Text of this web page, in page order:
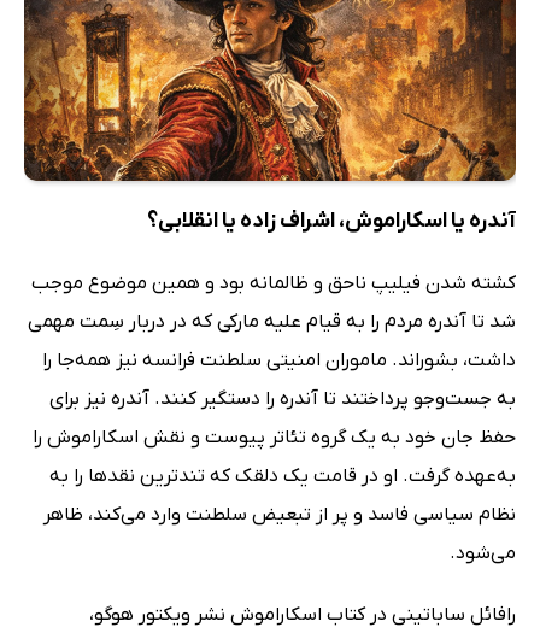
آندره یا اسکاراموش، اشراف زاده یا انقلابی؟
کشته شدن فیلیپ ناحق و ظالمانه بود و همین موضوع موجب
شد تا آندره مردم را به قیام علیه مارکی که در دربار سِمت مهمی
داشت، بشوراند. ماموران امنیتی سلطنت فرانسه نیز همه‌جا را
به جست‌وجو پرداختند تا آندره را دستگیر کنند. آندره نیز برای
حفظ جان خود به یک گروه تئاتر پیوست و نقش اسکاراموش را
به‌عهده گرفت. او در قامت یک دلقک که تندترین نقدها را به
نظام سیاسی فاسد و پر از تبعیض سلطنت وارد می‌کند، ظاهر
می‌شود.
رافائل ساباتینی در کتاب اسکاراموش نشر ویکتور هوگو،